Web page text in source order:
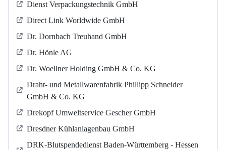
Dienst Verpackungstechnik GmbH
Direct Link Worldwide GmbH
Dr. Dornbach Treuhand GmbH
Dr. Hönle AG
Dr. Woellner Holding GmbH & Co. KG
Draht- und Metallwarenfabrik Phillipp Schneider
GmbH & Co. KG
Drekopf Umweltservice Gescher GmbH
Dresdner Kühlanlagenbau GmbH
DRK-Blutspendedienst Baden-Württemberg - Hessen